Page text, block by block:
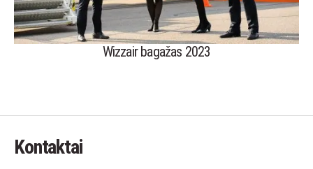
Wizzair bagažas 2023
Kontaktai